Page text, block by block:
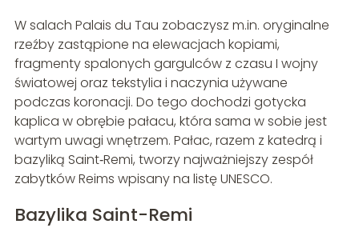
W salach Palais du Tau zobaczysz m.in. oryginalne
rzeźby zastąpione na elewacjach kopiami,
fragmenty spalonych gargulców z czasu I wojny
światowej oraz tekstylia i naczynia używane
podczas koronacji. Do tego dochodzi gotycka
kaplica w obrębie pałacu, która sama w sobie jest
wartym uwagi wnętrzem. Pałac, razem z katedrą i
bazyliką Saint‑Remi, tworzy najważniejszy zespół
zabytków Reims wpisany na listę UNESCO.
Bazylika Saint-Remi